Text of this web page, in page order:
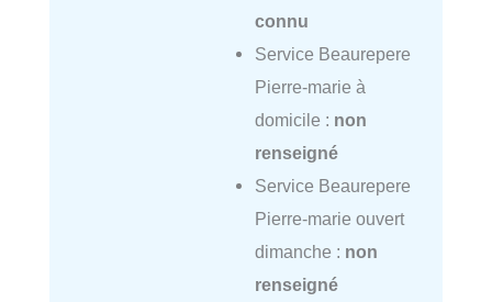
connu
Service Beaurepere
Pierre-marie à
domicile : non
renseigné
Service Beaurepere
Pierre-marie ouvert
dimanche : non
renseigné